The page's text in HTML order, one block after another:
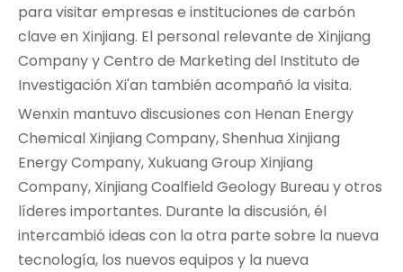
para visitar empresas e instituciones de carbón
clave en Xinjiang. El personal relevante de Xinjiang
Company y Centro de Marketing del Instituto de
Investigación Xi'an también acompañó la visita.
Wenxin mantuvo discusiones con Henan Energy
Chemical Xinjiang Company, Shenhua Xinjiang
Energy Company, Xukuang Group Xinjiang
Company, Xinjiang Coalfield Geology Bureau y otros
líderes importantes. Durante la discusión, él
intercambió ideas con la otra parte sobre la nueva
tecnología, los nuevos equipos y la nueva